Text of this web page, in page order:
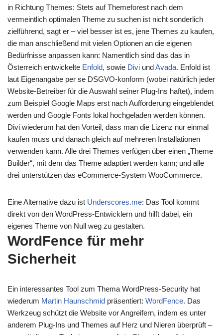
in Richtung Themes: Stets auf Themeforest nach dem
vermeintlich optimalen Theme zu suchen ist nicht sonderlich
zielführend, sagt er – viel besser ist es, jene Themes zu kaufen,
die man anschließend mit vielen Optionen an die eigenen
Bedürfnisse anpassen kann: Namentlich sind das das in
Österreich entwickelte Enfold, sowie Divi undAvada. Enfold ist
laut Eigenangabe per se DSGVO-konform (wobei natürlich jeder
Website-Betreiber für die Auswahl seiner Plug-Ins haftet), indem
zum Beispiel Google Maps erst nach Aufforderung eingeblendet
werden und Google Fonts lokal hochgeladen werden können.
Divi wiederum hat den Vorteil, dass man die Lizenz nur einmal
kaufen muss und danach gleich auf mehreren Installationen
verwenden kann. Alle drei Themes verfügen über einen „Theme
Builder“, mit dem das Theme adaptiert werden kann; und alle
drei unterstützen das eCommerce-System WooCommerce.
Eine Alternative dazu ist Underscores.me: Das Tool kommt
direkt von den WordPress-Entwicklern und hilft dabei, ein
eigenes Theme von Null weg zu gestalten.
WordFence für mehr
Sicherheit
Ein interessantes Tool zum Thema WordPress-Security hat
wiederum Martin Haunschmid präsentiert: WordFence. Das
Werkzeug schützt die Website vor Angreifern, indem es unter
anderem Plug-Ins und Themes auf Herz und Nieren überprüft –